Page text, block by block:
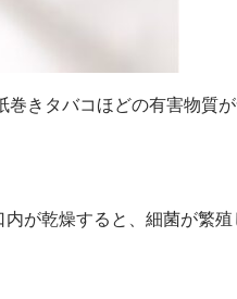
きタバコほどの有害物質
が乾燥すると、細菌が繁